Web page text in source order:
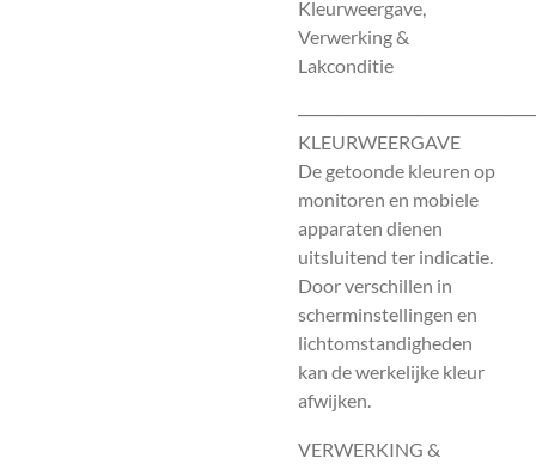
Kleurweergave,
Verwerking &
Lakconditie
KLEURWEERGAVE
De getoonde kleuren op
monitoren en mobiele
apparaten dienen
uitsluitend ter indicatie.
Door verschillen in
scherminstellingen en
lichtomstandigheden
kan de werkelijke kleur
afwijken.
VERWERKING &